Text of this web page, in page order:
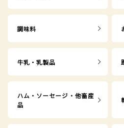
調味料
牛乳・乳製品
ハム・ソーセージ・他畜産
品